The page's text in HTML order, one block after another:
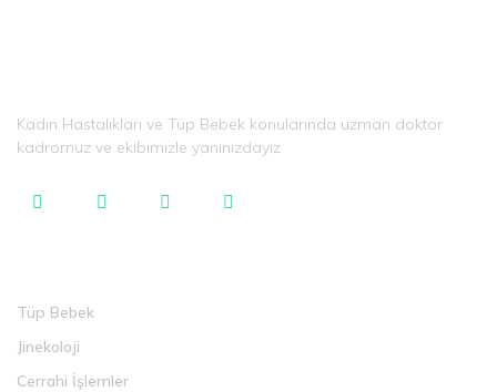
Kadın Hastalıkları ve Tüp Bebek konularında uzman doktor
kadromuz ve ekibimizle yanınızdayız
Tüp Bebek
Jinekoloji
Cerrahi İşlemler